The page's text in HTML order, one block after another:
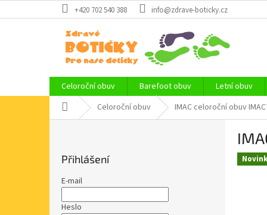
na
+420 702 540 388 info@zdrave-boticky.cz
Celoroční obuv Barefoot obuv Letní obuv
Domů Celoroční obuv IMAC celoroční obuv
Přihlášení
E-mail
Heslo